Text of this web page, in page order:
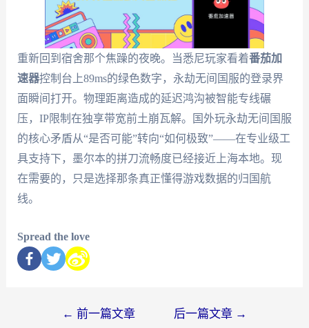
重新回到宿舍那个焦躁的夜晚。当悉尼玩家看着番茄加
速器控制台上89ms的绿色数字，永劫无间国服的登录界
面瞬间打开。物理距离造成的延迟鸿沟被智能专线碾
压，IP限制在独享带宽前土崩瓦解。国外玩永劫无间国服
的核心矛盾从“是否可能”转向“如何极致”——在专业级工
具支持下，墨尔本的拼刀流畅度已经接近上海本地。现
在需要的，只是选择那条真正懂得游戏数据的归国航
线。
Spread the love
← 前一篇文章 后一篇文章 →